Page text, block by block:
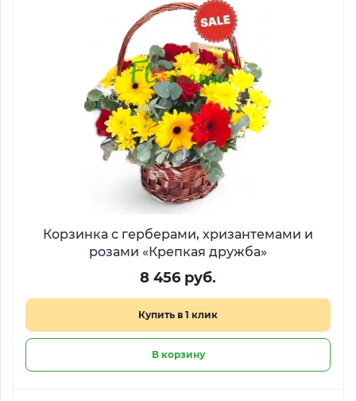
Корзинка с герберами, хризантемами и
розами «Крепкая дружба»
8 456 руб.
Купить в 1 клик
В корзину